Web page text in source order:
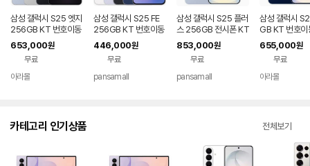
안
내
를
나
는
다.
삼성 갤럭시 S25 엣지
256GB KT 번호이동
완납 80요금제
653,000원
무료
아라몰
삼성 갤럭시 S25 FE
256GB KT 번호이동
공시지원 완납
446,000원
무료
pansamall
삼성 갤럭시 S25 플러
스 256GB 전시폰 KT
번호이동 완납 90요금
제
853,000원
무료
pansamall
삼성 갤럭시
GB KT 번호이
80요금제
655,000원
무료
아라몰
카테고리 인기상품 전체보기